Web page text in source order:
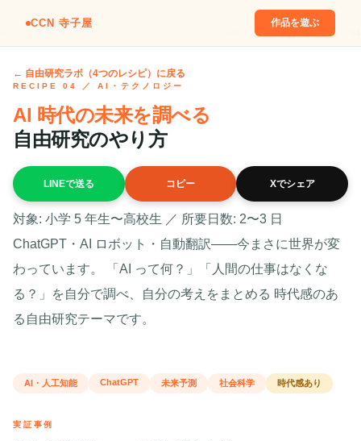
CCN 寺子屋
作品を遊ぶ
自由研究ラボ Recipe 04
← 自由研究ラボ（4つのレシピ）に戻る
RECIPE 04 ／ AI・テクノロジー
AI 時代の未来を調べる
自由研究のやり方
LINEで送る コピー Xでシェア
対象: 小学 5 年生〜高校生 ／ 所要日数: 2〜3 日
ChatGPT・AI ロボット・自動翻訳——今まさに世界が変
わっています。 「AI って何？」「人間の仕事はなくな
る？」を自分で調べ、自分の考えをまとめる 時代感のあ
る自由研究テーマです。
AI・人工知能 ChatGPT 未来予測 社会科学 時代感あり
実証事例